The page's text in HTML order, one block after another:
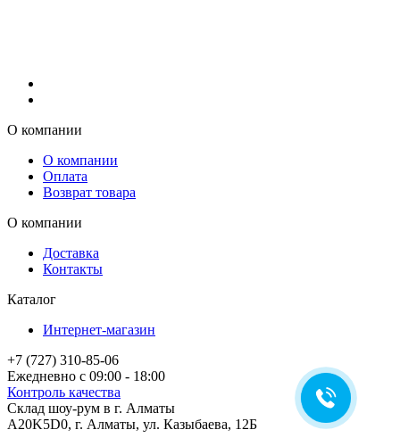
О компании
О компании
Оплата
Возврат товара
О компании
Доставка
Контакты
Каталог
Интернет-магазин
+7 (727) 310-85-06
Ежедневно с 09:00 - 18:00
Контроль качества
Склад шоу-рум в г. Алматы
A20K5D0, г. Алматы, ул. Казыбаева, 12Б